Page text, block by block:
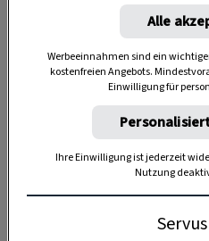
Alle
Werbeeinnahmen sind ein
kostenfreien Angebots.
Einwilligung für
Ihre Einwilligung ist jederzeit
Nutzung